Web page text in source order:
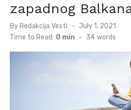
zapadnog
By Redakcija Vesti
Posted
July 1, 2021
Time to Read: 0 min - 34 words